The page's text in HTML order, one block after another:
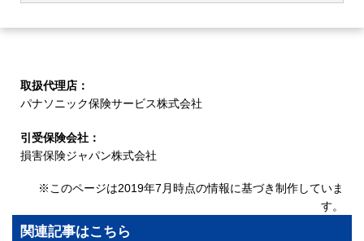
取扱代理店：
パナソニック保険サービス株式会社
引受保険会社：
損害保険ジャパン株式会社
※このページは2019年7月時点の情報に基づき制作していま
す。
関連記事はこちら